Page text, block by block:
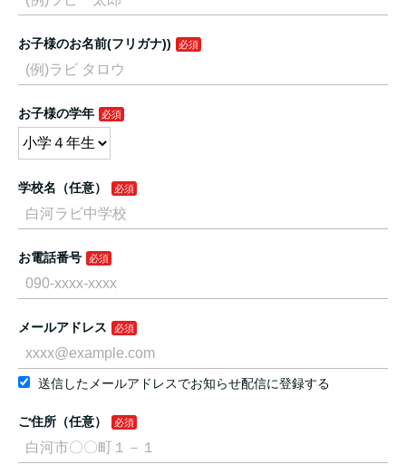
お子様のお名前(フリガナ))
お子様の学年
学校名（任意）
お電話番号
メールアドレス
送信したメールアドレスでお知らせ配信に登録する
ご住所（任意）